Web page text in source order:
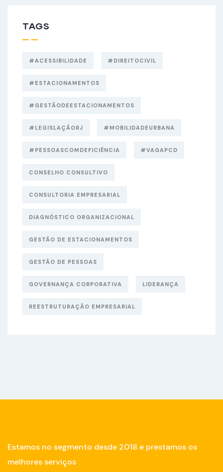
TAGS
#ACESSIBILIDADE #DIREITOCIVIL
#ESTACIONAMENTOS
#GESTÃODEESTACIONAMENTOS
#LEGISLAÇÃORJ #MOBILIDADEURBANA
#PESSOASCOMDEFICIÊNCIA #VAGAPCD
CONSELHO CONSULTIVO
CONSULTORIA EMPRESARIAL
DIAGNÓSTICO ORGANIZACIONAL
GESTÃO DE ESTACIONAMENTOS
GESTÃO DE PESSOAS
GOVERNANÇA CORPORATIVA LIDERANÇA
REESTRUTURAÇÃO EMPRESARIAL
Estamos no segmento desde 2018 e prestamos os
melhores serviços